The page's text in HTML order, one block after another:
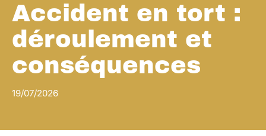
Accident en tort :
déroulement et
conséquences
19/07/2026